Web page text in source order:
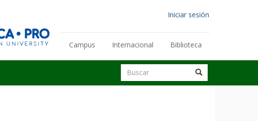
Menú
de
cuenta
de
usuario
Iniciar sesión
Enlaces
secundarios
Campus Internacional Biblioteca
Buscar
Buscar Buscar